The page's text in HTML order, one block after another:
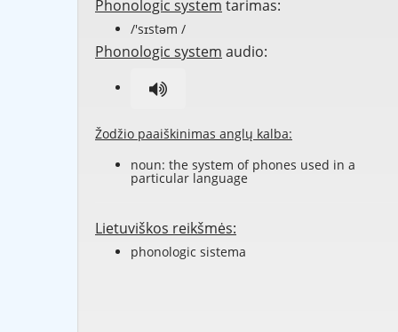
Phonologic system tarimas:
/'sɪstəm /
Phonologic system audio:
Žodžio paaiškinimas anglų kalba:
noun: the system of phones used in a
particular language
Lietuviškos reikšmės:
phonologic sistema